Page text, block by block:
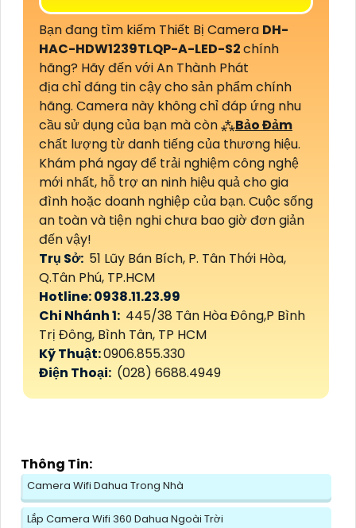
Bạn đang tìm kiếm Thiết Bị Camera DH-
HAC-HDW1239TLQP-A-LED-S2chính
hãng? Hãy đến với An Thành Phát
địa chỉ đáng tin cậy cho sản phẩm chính
hãng. Camera này không chỉ đáp ứng nhu
cầu sử dụng của bạn mà còn ⁂Bảo Đảm
chất lượng từ danh tiếng của thương hiệu.
Khám phá ngay để trải nghiệm công nghệ
mới nhất, hỗ trợ an ninh hiệu quả cho gia
đình hoặc doanh nghiệp của bạn. Cuộc sống
an toàn và tiện nghi chưa bao giờ đơn giản
đến vậy!
Trụ Sở: 51 Lũy Bán Bích, P. Tân Thới Hòa,
Q.Tân Phú, TP.HCM
Hotline: 0938.11.23.99
Chi Nhánh 1: 445/38 Tân Hòa Đông,P Bình
Trị Đông, Bình Tân, TP HCM
Kỹ Thuật:0906.855.330
Điện Thoại: (028) 6688.4949
Thông Tin:
Camera Wifi Dahua Trong Nhà
Lắp Camera Wifi 360 Dahua Ngoài Trời